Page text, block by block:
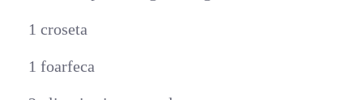
1 croseta
1 foarfeca